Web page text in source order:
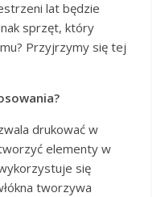
lat będzie
sprzęt, który
Przyjrzymy się tej
drukować w
elementy w
się
tworzywa